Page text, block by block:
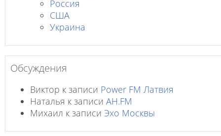
Россия
США
Украина
Обсуждения
Виктор к записи Power FM Латвия
Наталья к записи AH.FM
Михаил к записи Эхо Москвы